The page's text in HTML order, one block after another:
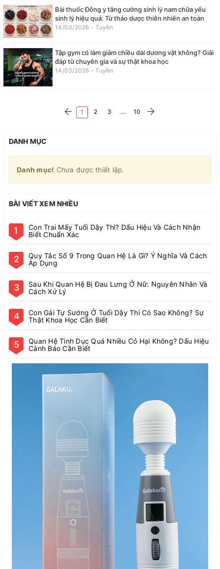
Bài thuốc Đông y tăng cường sinh lý nam chữa yếu
sinh lý hiệu quả: Từ thảo dược thiên nhiên an toàn
14/03/2026 - Tuyền
Tập gym có làm giảm chiều dài dương vật không? Giải
đáp từ chuyên gia và sự thật khoa học
14/03/2026 - Tuyền
1 2 3 ... 10
DANH MỤC
Danh mục! Chưa được thiết lập.
BÀI VIẾT XEM NHIỀU
1
Con Trai Mấy Tuổi Dậy Thì? Dấu Hiệu Và Cách Nhận
Biết Chuẩn Xác
2
Quy Tắc Số 9 Trong Quan Hệ Là Gì? Ý Nghĩa Và Cách
Áp Dụng
3
Sau Khi Quan Hệ Bị Đau Lưng Ở Nữ: Nguyên Nhân Và
Cách Xử Lý
4
Con Gái Tự Sướng Ở Tuổi Dậy Thì Có Sao Không? Sự
Thật Khoa Học Cần Biết
5
Quan Hệ Tình Dục Quá Nhiều Có Hại Không? Dấu Hiệu
Cảnh Báo Cần Biết